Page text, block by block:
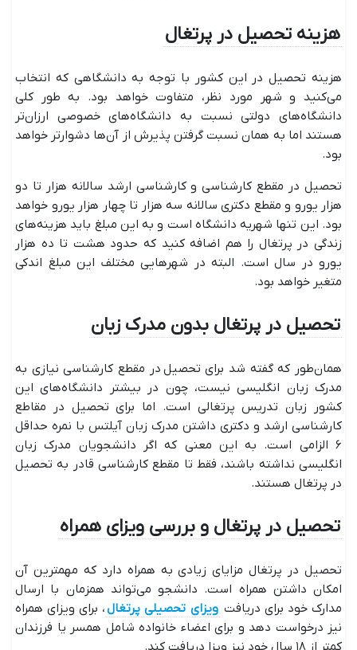
هزینه تحصیل در پرتغال
هزینه تحصیل در این کشور با توجه به دانشگاهی که انتخاب
می‌کنید و شهر مورد نظر، متفاوت خواهد بود. به طور کلی
دانشگاه‌های دولتی نسبت به دانشگاه‌های خصوصی ارزان‌تر
هستند اما به همان نسبت گرفتن پذیرش از آن‌ها دشوارتر خواهد
بود.
تحصیل در مقطع کارشناسی و کارشناسی ارشد سالانه هزار تا دو
هزار یورو و مقطع دکتری سالانه سه هزار تا چهار هزار یورو خواهد
بود. این تنها شهریه دانشگاه است و به این مبلغ باید هزینه‌های
زندگی در پرتغال را هم اضافه کنید که حدود هشت تا ده هزار
یورو در سال است. البته در شهرهایی مختلف این مبلغ اندکی
متغیر خواهد بود.
تحصیل در پرتغال بدون مدرک زبان
همان‌طور که گفته شد برای تحصیل در مقطع کارشناسی نیازی به
مدرک زبان انگلیسی نیست، چون در بیشتر دانشگاه‌های این
کشور زبان تدریس پرتغالی است. اما برای تحصیل در مقاطع
کارشناسی ارشد و دکتری داشتن مدرک زبان آیلتس با نمره حداقل
۶ الزامی است. به این معنی که اگر دانشجویان مدرک زبان
انگلیسی نداشته باشند، فقط تا مقطع کارشناسی قادر به تحصیل
در پرتغال هستند.
تحصیل در پرتغال و بررسی ویزای همراه
تحصیل در پرتغال مزایای زیادی به همراه دارد که مهمترین آن
امکان داشتن همراه است. دانشجو می‌تواند همزمان با ارسال
مدارک خود برای دریافت ویزای تحصیلی پرتغال، برای ویزای همراه
نیز درخواست دهد و برای اعضاء خانواده شامل همسر یا فرزندان
کمتر از ۱۸ سال خود نیز ویزا دریافت کند.